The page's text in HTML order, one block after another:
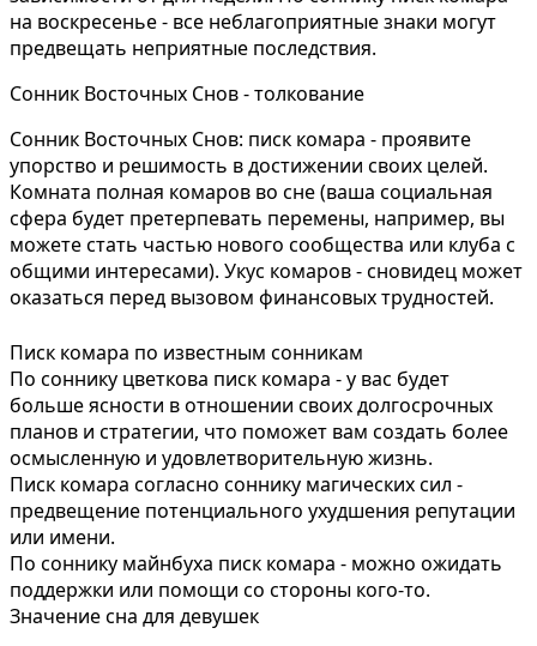
на воскресенье - все неблагоприятные знаки могут
предвещать неприятные последствия.
Сонник Восточных Снов - толкование
Сонник Восточных Снов: писк комара - проявите
упорство и решимость в достижении своих целей.
Комната полная комаров во сне (ваша социальная
сфера будет претерпевать перемены, например, вы
можете стать частью нового сообщества или клуба с
общими интересами). Укус комаров - сновидец может
оказаться перед вызовом финансовых трудностей.
Писк комара по известным сонникам
По соннику цветкова писк комара - у вас будет
больше ясности в отношении своих долгосрочных
планов и стратегии, что поможет вам создать более
осмысленную и удовлетворительную жизнь.
Писк комара согласно соннику магических сил -
предвещение потенциального ухудшения репутации
или имени.
По соннику майнбуха писк комара - можно ожидать
поддержки или помощи со стороны кого-то.
Значение сна для девушек